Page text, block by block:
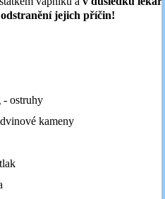
odstranění jejich příčin!
- ostruhy
kameny